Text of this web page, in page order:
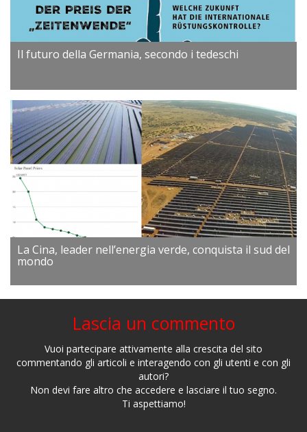
Il futuro della Germania, secondo i tedeschi
La Cina, leader nell’energia verde, conquista il sud del
mondo
Lascia un commento
Vuoi partecipare attivamente alla crescita del sito
commentando gli articoli e interagendo con gli utenti e con gli
autori?
Non devi fare altro che accedere e lasciare il tuo segno.
Ti aspettiamo!